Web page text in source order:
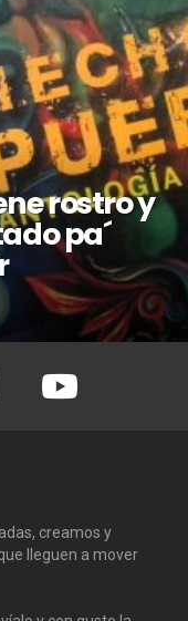
rostro y
pa´
Youtube
creamos y
lleguen a mover